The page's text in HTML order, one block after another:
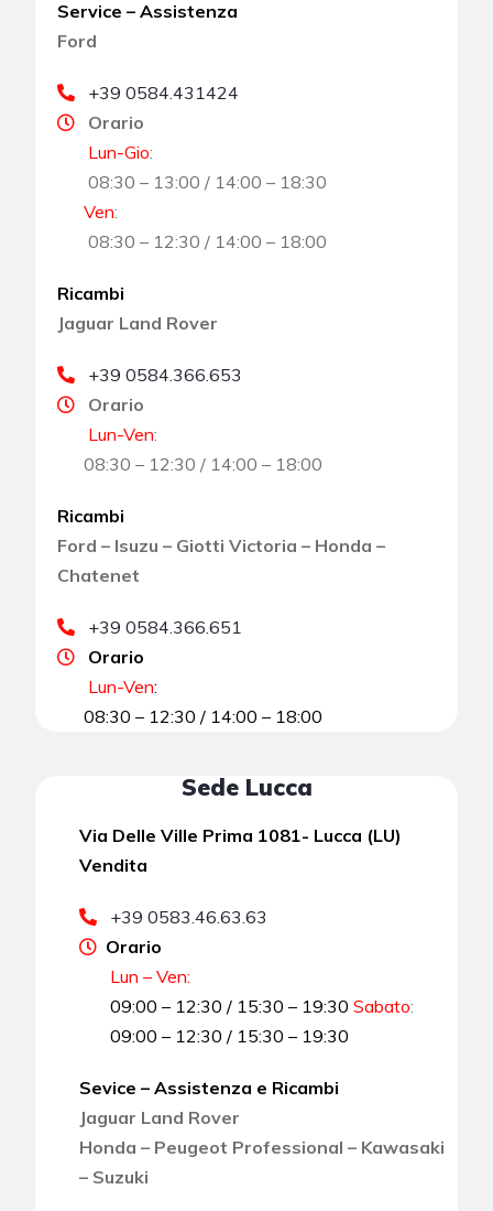
Service – Assistenza
Ford
+39 0584.431424
Orario
Lun-Gio:
08:30 – 13:00 / 14:00 – 18:30
Ven:
08:30 – 12:30 / 14:00 – 18:00
Ricambi
Jaguar Land Rover
+39 0584.366.653
Orario
Lun-Ven:
08:30 – 12:30 / 14:00 – 18:00
Ricambi
Ford – Isuzu – Giotti Victoria – Honda –
Chatenet
+39 0584.366.651
Orario
Lun-Ven:
08:30 – 12:30 / 14:00 – 18:00
Sede Lucca
Via Delle Ville Prima 1081- Lucca (LU)
Vendita
+39 0583.46.63.63
Orario
Lun – Ven:
09:00 – 12:30 / 15:30 – 19:30 Sabato:
09:00 – 12:30 / 15:30 – 19:30
Sevice – Assistenza e Ricambi
Jaguar Land Rover
Honda – Peugeot Professional – Kawasaki
– Suzuki